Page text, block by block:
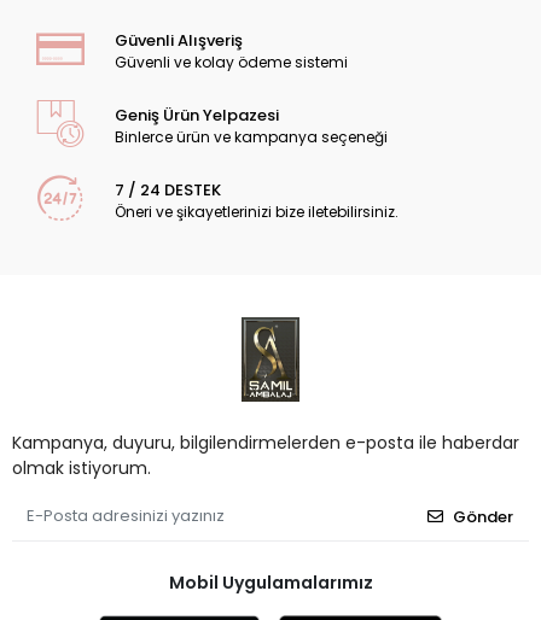
Güvenli Alışveriş
Güvenli ve kolay ödeme sistemi
Geniş Ürün Yelpazesi
Binlerce ürün ve kampanya seçeneği
7 / 24 DESTEK
Öneri ve şikayetlerinizi bize iletebilirsiniz.
Kampanya, duyuru, bilgilendirmelerden e-posta ile haberdar
olmak istiyorum.
Gönder
Mobil Uygulamalarımız